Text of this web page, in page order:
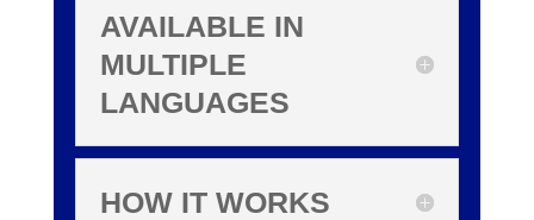
AVAILABLE IN
MULTIPLE
LANGUAGES
HOW IT WORKS